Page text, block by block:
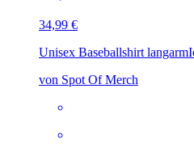
34,99 €
Unisex Baseballshirt langarm
von Spot Of Merch